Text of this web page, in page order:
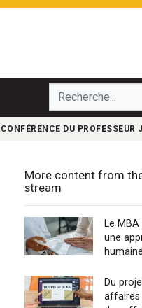
Recherche...
DU
More content from
stream
Le
une
Du
affaires